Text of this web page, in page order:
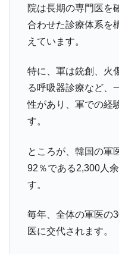
院は長期の専門医を
合わせた診療体系を
えています。
特に、軍は銃創、火
る呼吸器診療など、
性があり、軍での経
す。
ところが、韓国の軍
92％である2,300人
す。
毎年、全体の軍医の
医に交代されます。